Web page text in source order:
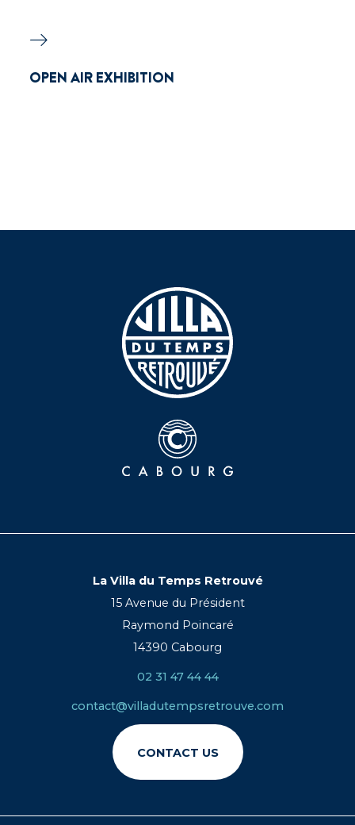
OPEN AIR EXHIBITION
La Villa du Temps Retrouvé
15 Avenue du Président
Raymond Poincaré
14390 Cabourg
02 31 47 44 44
contact@villadutempsretrouve.com
CONTACT US